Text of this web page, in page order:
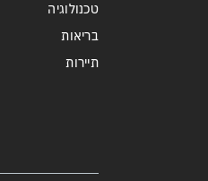
טכנולוגיה
בריאות
תיירות